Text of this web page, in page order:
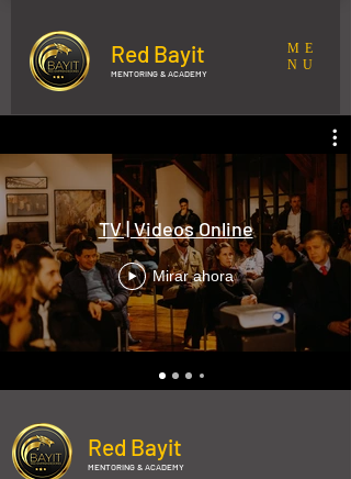
ME
NU
Red Bayit
MENTORING & ACADEMY
TV | Videos Online
Mirar ahora
Red Bayit
MENTORING & ACADEMY